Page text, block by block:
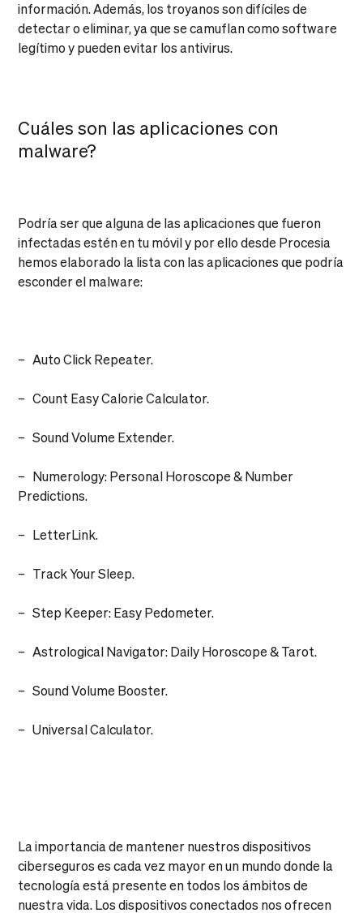
información. Además, los troyanos son difíciles de
detectar o eliminar, ya que se camuflan como software
legítimo y pueden evitar los antivirus.
Cuáles son las aplicaciones con
malware?
Podría ser que alguna de las aplicaciones que fueron
infectadas estén en tu móvil y por ello desde Procesia
hemos elaborado la lista con las aplicaciones que podría
esconder el malware:
– Auto Click Repeater.
– Count Easy Calorie Calculator.
– Sound Volume Extender.
– Numerology: Personal Horoscope & Number
Predictions.
– LetterLink.
– Track Your Sleep.
– Step Keeper: Easy Pedometer.
– Astrological Navigator: Daily Horoscope & Tarot.
– Sound Volume Booster.
– Universal Calculator.
La importancia de mantener nuestros dispositivos
ciberseguros es cada vez mayor en un mundo donde la
tecnología está presente en todos los ámbitos de
nuestra vida. Los dispositivos conectados nos ofrecen